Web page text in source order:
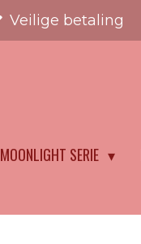
Veilige betaling
MOONLIGHT SERIE